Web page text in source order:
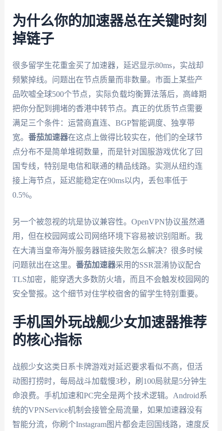
为什么你的加速器总在关键时刻
掉链子
很多留学生花重金买了加速器，延迟显示80ms，实战却
频繁掉线。问题出在节点质量而非数量。市面上某些产
品吹嘘全球500个节点，实际负载均衡算法落后，高峰期
把你分配到拥堵的香港中转节点。真正的优质节点需要
满足三个条件：运营商直连、BGP智能调度、独享带
宽。 番茄加速器在这点上做得比较实在，他们的全球节
点分布不是简单堆砌数量，而是针对国服游戏优化了回
国专线，特别是电信和联通的精品线路。实测从纽约连
接上海节点，延迟能稳定在90ms以内，丢包率低于
0.5%。
另一个被忽视的坑是协议兼容性。OpenVPN协议虽然通
用，但在校园网或公司网络环境下容易被识别阻断。我
在大清当皇帝海外服务器链接失败怎么解决？很多时候
问题就出在这里。 番茄加速器采用的SSR混淆协议配合
TLS加密，能穿透大多数防火墙，而且不会触发校园网的
安全警报。这个细节对住学校宿舍的留学生特别重要。
手机国外玩战舰少女加速器推荐
的核心指标
战舰少女这类日系卡牌游戏对延迟要求看似不高，但活
动图打捞时，每局战斗加载慢3秒，刷100局就是5分钟生
命浪费。手机加速和PC完全是两个技术逻辑。Android系
统的VPNService机制会接管全局流量，如果加速器没有
智能分流，你刷个Instagram图片都会走回国线路，速度反